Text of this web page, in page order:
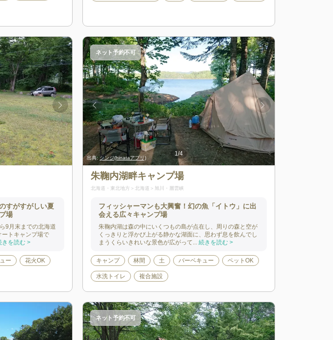
出典:拝啓、旅人様。 出典:
すがすがしい夏
場
9月末までの北海道
トキャンプ場で
きを読む >
ー 花火OK
出典:シンジ(hinataアプリ)
1/4
ネット予約不可
朱鞠内湖畔キャンプ場
北海道・東北地方 北海道 旭川・層雲峡
フィッシャーマンも大興奮！幻の魚「イトウ」に出
会える広々キャンプ場
朱鞠内湖は森の中にいくつもの島が点在し、周りの森と空が
くっきりと浮かび上がる静かな湖面に、思わず息を飲んでし
まうくらいきれいな景色が広がって... 続きを読む >
キャンプ 林間 土 バーベキュー ペットOK
水洗トイレ 複合施設
ネット予約不可